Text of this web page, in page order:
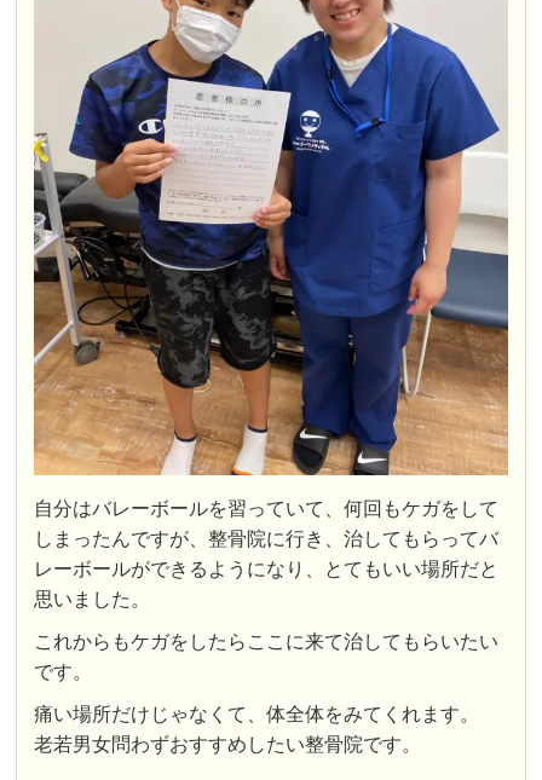
自分はバレーボールを習っていて、何回もケガをして
しまったんですが、整骨院に行き、治してもらってバ
レーボールができるようになり、とてもいい場所だと
思いました。
これからもケガをしたらここに来て治してもらいたい
です。
痛い場所だけじゃなくて、体全体をみてくれます。
老若男女問わずおすすめしたい整骨院です。